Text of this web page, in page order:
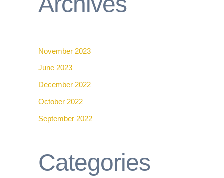
November 2023
June 2023
December 2022
October 2022
September 2022
Categories